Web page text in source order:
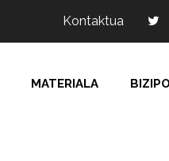
Kontaktua
MATERIALA